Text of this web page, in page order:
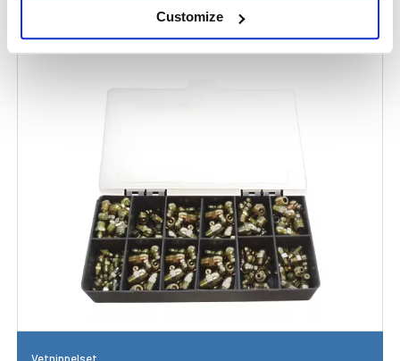
Customize
Vetnippelset